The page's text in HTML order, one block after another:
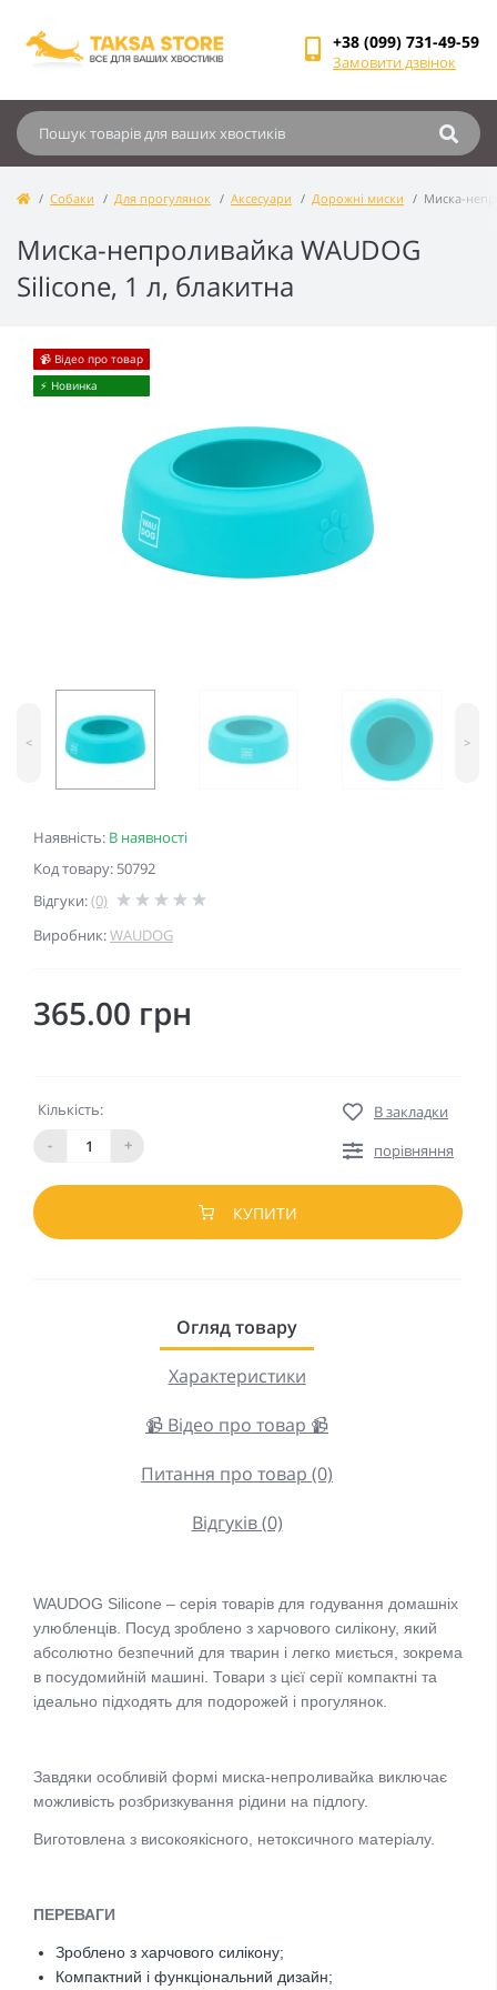
+38 (099) 731-49-59
Замовити дзвінок
Собаки Для прогулянок Аксесуари Дорожні миски Миска-
Миска-непроливайка WAUDOG
Silicone, 1 л, блакитна
Наявність: В наявності
Код товару: 50792
Відгуки:(0)
Виробник:WAUDOG
📹 Відео про товар
⚡️ Новинка
< >
365.00 грн
Кількість:
-
+
В закладки
порівняння
КУПИТИ
Огляд товару
Характеристики
📹 Відео про товар 📹
Питання про товар (0)
Відгуків (0)
WAUDOG Silicone – серія товарів для годування домашніх
улюбленців. Посуд зроблено з харчового силікону, який
абсолютно безпечний для тварин і легко миється, зокрема
в посудомийній машині. Товари з цієї серії компактні та
ідеально підходять для подорожей і прогулянок.
Завдяки особливій формі миска-непроливайка виключає
можливість розбризкування рідини на підлогу.
Виготовлена з високоякісного, нетоксичного матеріалу.
ПЕРЕВАГИ
Зроблено з харчового силікону;
Компактний і функціональний дизайн;